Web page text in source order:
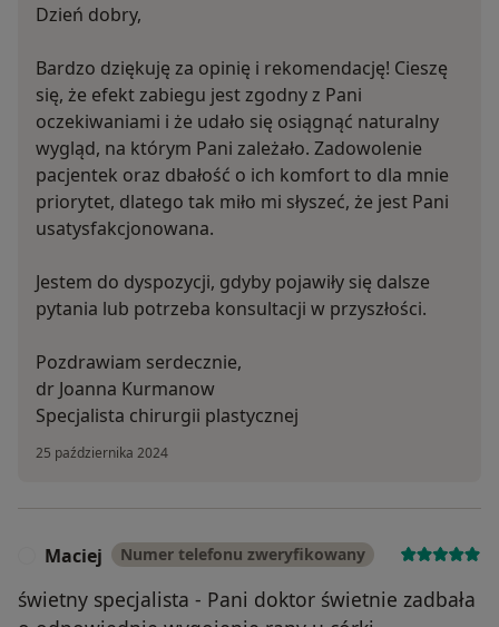
Dzień dobry,
Bardzo dziękuję za opinię i rekomendację! Cieszę
się, że efekt zabiegu jest zgodny z Pani
oczekiwaniami i że udało się osiągnąć naturalny
wygląd, na którym Pani zależało. Zadowolenie
pacjentek oraz dbałość o ich komfort to dla mnie
priorytet, dlatego tak miło mi słyszeć, że jest Pani
usatysfakcjonowana.
Jestem do dyspozycji, gdyby pojawiły się dalsze
pytania lub potrzeba konsultacji w przyszłości.
Pozdrawiam serdecznie,
dr Joanna Kurmanow
Specjalista chirurgii plastycznej
25 października 2024
Maciej Numer telefonu zweryfikowany
świetny specjalista - Pani doktor świetnie zadbała